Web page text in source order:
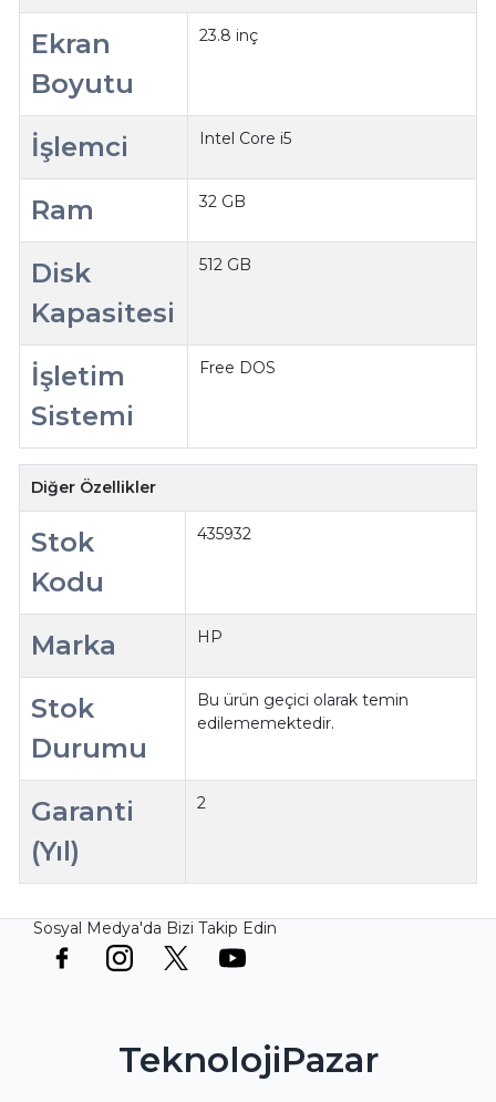
Ekran
Boyutu
23.8 inç
İşlemci Intel Core i5
Ram 32 GB
Disk
Kapasitesi
512 GB
İşletim
Sistemi
Free DOS
Diğer Özellikler
Stok
Kodu
435932
Marka HP
Stok
Durumu
Bu ürün geçici olarak temin
edilememektedir.
Garanti
(Yıl)
2
Sosyal Medya'da Bizi Takip Edin
TeknolojiPazar